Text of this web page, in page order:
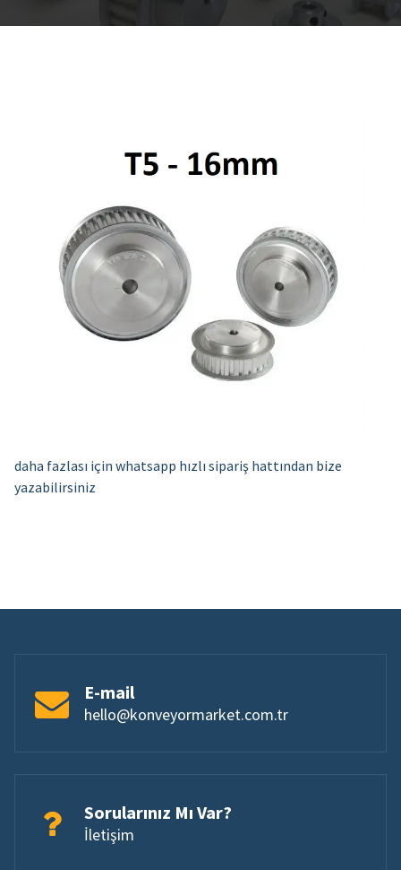
daha fazlası için whatsapp hızlı sipariş hattından bize
yazabilirsiniz
E-mail
hello@konveyormarket.com.tr
Sorularınız Mı Var?
İletişim